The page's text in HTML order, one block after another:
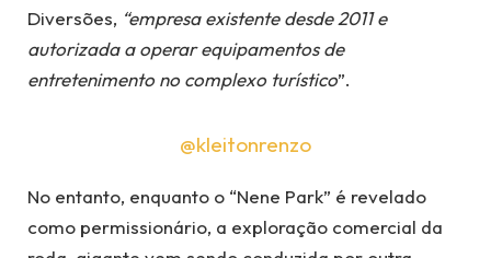
Diversões, “empresa existente desde 2011 e
autorizada a operar equipamentos de
entretenimento no complexo turístico”.
@kleitonrenzo
No entanto, enquanto o “Nene Park” é revelado
como permissionário, a exploração comercial da